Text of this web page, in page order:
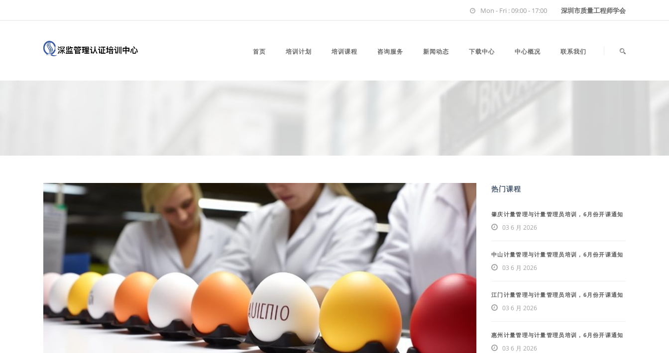
Mon - Fri : 09:00 - 17:00 深圳市质量工程师学会
首页 培训计划 培训课程 咨询服务 新闻动态 下载中心 中心概况 联系我们
热门课程
肇庆计量管理与计量管理员培训，6月份开课通知
03 6 月 2026
中山计量管理与计量管理员培训，6月份开课通知
03 6 月 2026
江门计量管理与计量管理员培训，6月份开课通知
03 6 月 2026
惠州计量管理与计量管理员培训，6月份开课通知
03 6 月 2026